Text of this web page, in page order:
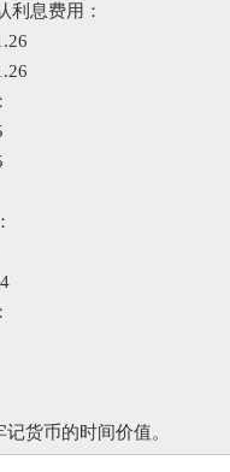
息费用：
货币的时间价值。